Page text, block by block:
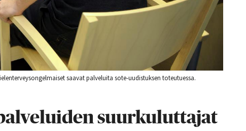
saavat palveluita sote-uudistuksen toteutuessa.
suurkuluttajat